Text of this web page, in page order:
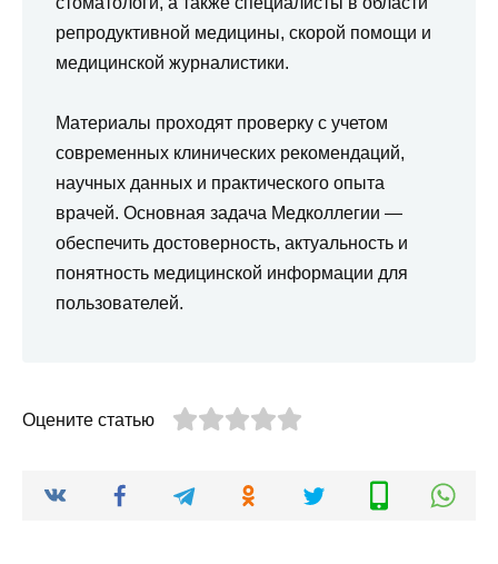
репродуктивной медицины, скорой помощи и
медицинской журналистики.
Материалы проходят проверку с учетом
современных клинических рекомендаций,
научных данных и практического опыта
врачей. Основная задача Медколлегии —
обеспечить достоверность, актуальность и
понятность медицинской информации для
пользователей.
Оцените статью